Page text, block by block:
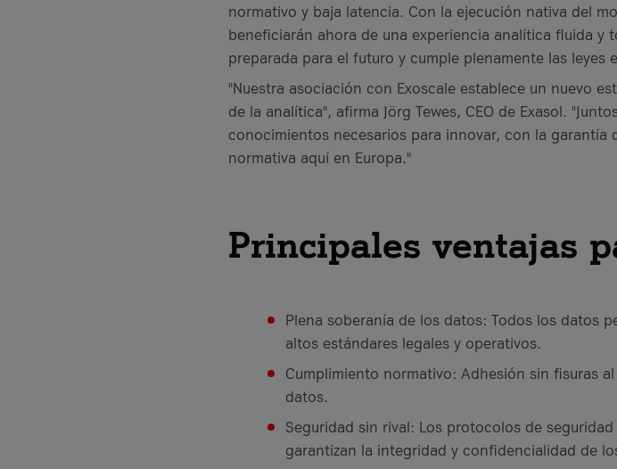
normativo y baja latencia. Con la ejecución nativa del
beneficiarán ahora de una experiencia analítica fluida y
preparada para el futuro y cumple plenamente las leyes
"Nuestra asociación con Exoscale establece un nuevo
de la analítica", afirma Jörg Tewes, CEO de Exasol.
conocimientos necesarios para innovar, con la garantía
normativa aquí en Europa."
Principales ventajas
Plena soberanía de los datos: Todos los datos
altos estándares legales y operativos.
Cumplimiento normativo: Adhesión sin fisuras
datos.
Seguridad sin rival: Los protocolos de
garantizan la integridad y confidencialidad de